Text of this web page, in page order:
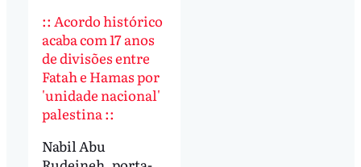
:: Acordo histórico
acaba com 17 anos
de divisões entre
Fatah e Hamas por
'unidade nacional'
palestina ::
Nabil Abu